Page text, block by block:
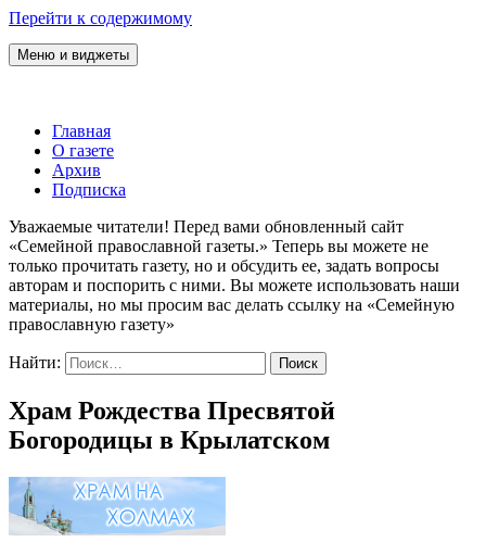
Перейти к содержимому
Семейная православная газета
Меню и виджеты
Главная
О газете
Архив
Подписка
Уважаемые читатели! Перед вами обновленный сайт
«Семейной православной газеты.» Теперь вы можете не
только прочитать газету, но и обсудить ее, задать вопросы
авторам и поспорить с ними. Вы можете использовать наши
материалы, но мы просим вас делать ссылку на «Семейную
православную газету»
Найти:
Храм Рождества Пресвятой
Богородицы в Крылатском